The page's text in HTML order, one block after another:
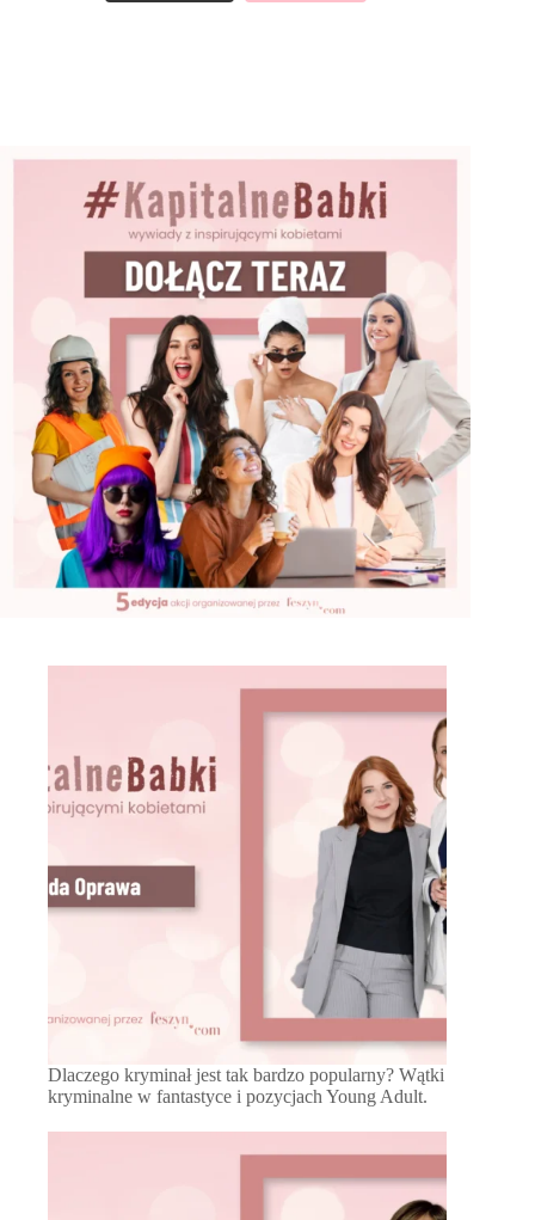
Dlaczego kryminał jest tak bardzo popularny? Wątki
kryminalne w fantastyce i pozycjach Young Adult.